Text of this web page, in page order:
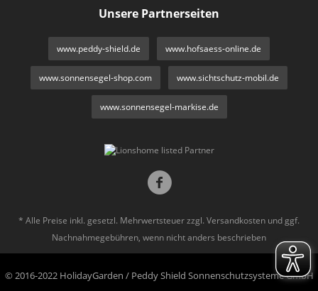
Unsere Partnerseiten
www.peddy-shield.de www.hofsaess-online.de
www.sonnensegel-shop.com www.sichtschutz-mobil.de
www.sonnensegel-markise.de
* Alle Preise inkl. gesetzl. Mehrwertsteuer zzgl. Versandkosten und ggf.
Nachnahmegebühren, wenn nicht anders beschrieben
© 2016-2022 HolidayGarden / Peddy Shield Sonnenschutzsysteme GmbH